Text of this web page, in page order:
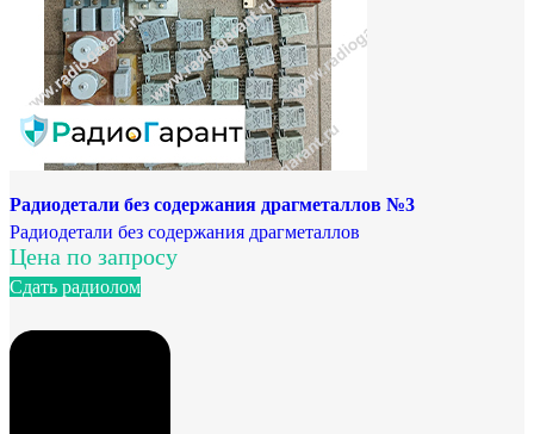
Радиодетали без содержания драгметаллов №3
Радиодетали без содержания драгметаллов
Цена по запросу
Сдать радиолом